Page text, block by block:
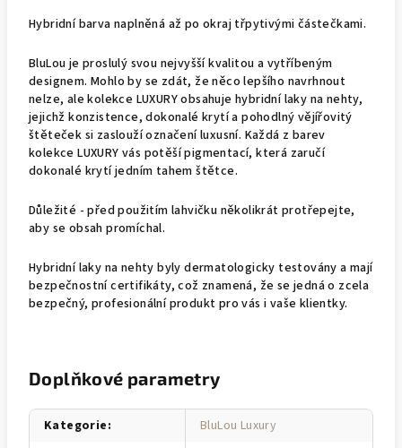
Hybridní barva naplněná až po okraj třpytivými částečkami.
BluLou je proslulý svou nejvyšší kvalitou a vytříbeným
designem. Mohlo by se zdát, že něco lepšího navrhnout
nelze, ale kolekce LUXURY obsahuje hybridní laky na nehty,
jejichž konzistence, dokonalé krytí a pohodlný vějířovitý
štěteček si zaslouží označení luxusní. Každá z barev
kolekce LUXURY vás potěší pigmentací, která zaručí
dokonalé krytí jedním tahem štětce.
Důležité - před použitím lahvičku několikrát protřepejte,
aby se obsah promíchal.
Hybridní laky na nehty byly dermatologicky testovány a mají
bezpečnostní certifikáty, což znamená, že se jedná o zcela
bezpečný, profesionální produkt pro vás i vaše klientky.
Doplňkové parametry
Kategorie:
BluLou Luxury